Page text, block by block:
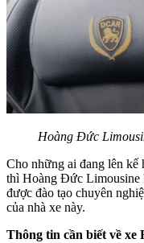
Hoàng Đức
Cho những ai đang lên
thì Hoàng Đức Limousine
được đào tạo chuyên
của nhà xe này.
Thông tin cần biết về